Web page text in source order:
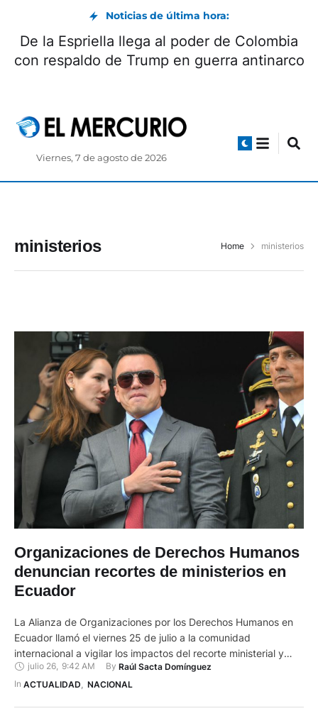
Noticias de última hora:
De la Espriella llega al poder de Colombia
con respaldo de Trump en guerra antinarco
Viernes, 7 de agosto de 2026
ministerios Home ministerios
Organizaciones de Derechos Humanos
denuncian recortes de ministerios en
Ecuador
La Alianza de Organizaciones por los Derechos Humanos en
Ecuador llamó el viernes 25 de julio a la comunidad
internacional a vigilar los impactos del recorte ministerial y
los despidos masivos realizados por el presidente Daniel
Noboa. Estas organizaciones denuncian que la medida
julio 26, 9:42 AM By Raúl Sacta Domínguez
In ACTUALIDAD NACIONAL